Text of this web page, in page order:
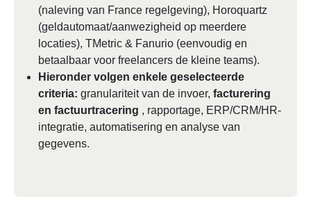
(naleving van France regelgeving), Horoquartz
(geldautomaat/aanwezigheid op meerdere
locaties), TMetric & Fanurio (eenvoudig en
betaalbaar voor freelancers de kleine teams).
Hieronder volgen enkele geselecteerde
criteria: granulariteit van de invoer, facturering
en factuurtracering , rapportage, ERP/CRM/HR-
integratie, automatisering en analyse van
gegevens.